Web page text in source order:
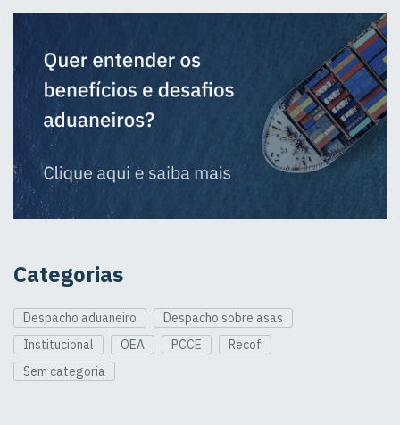
Categorias
Despacho aduaneiro
Despacho sobre asas
Institucional
OEA PCCE
Recof
Sem categoria